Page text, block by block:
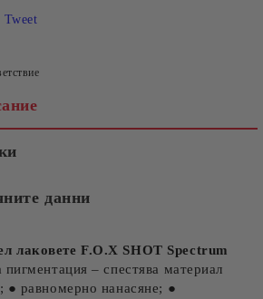
в рамките на работния ден.
Tweet
данни
лаковете F.O.X SHOT Spectrum
пигментация – спестява материал
● равномерно нанасяне; ●